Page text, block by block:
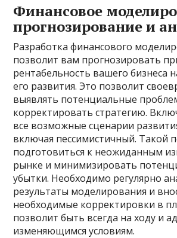
Финансовое
прогнозирование и
Разработка финансового
позволит вам прогнозировать
рентабельность вашего бизнеса
его развития. Это позволит
выявлять потенциальные
корректировать стратегию.
все возможные сценарии
включая пессимистичный. Такой
подготовиться к неожиданным
рынке и минимизировать
убытки. Необходимо регулярно
результаты моделирования и
необходимые корректировки в
позволит быть всегда на ходу и
изменяющимся условиям.